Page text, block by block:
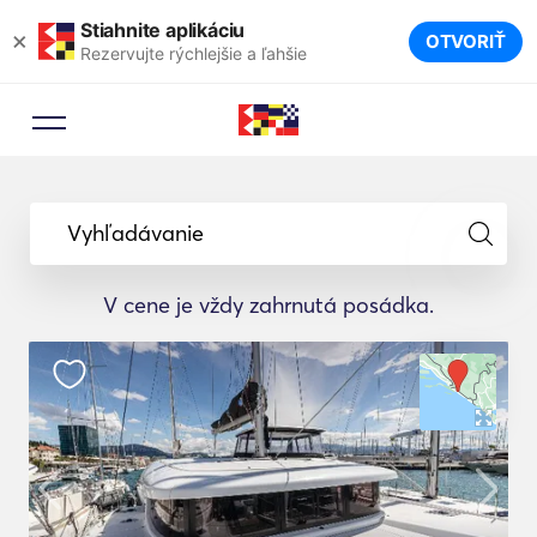
× Stiahnite aplikáciu
Rezervujte rýchlejšie a ľahšie OTVORIŤ
Vyhľadávanie
V cene je vždy zahrnutá posádka.